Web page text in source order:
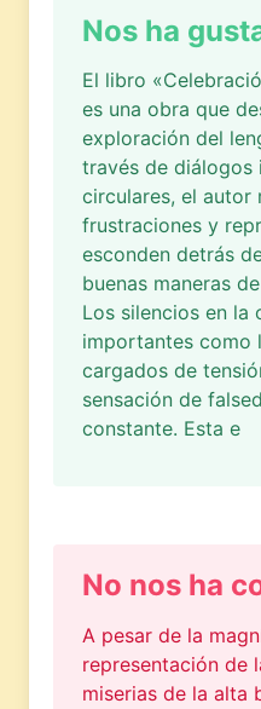
Nos ha
El libro
es una obra que
exploración del
través de diálogos
circulares, el autor
frustraciones y
esconden detrás
buenas maneras
Los silencios en la
importantes como
cargados de
sensación de
constante. Esta e
No nos ha
A pesar de la
representación de
miserias de la alta